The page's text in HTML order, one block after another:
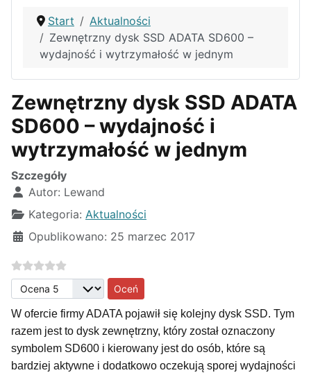
Start
Aktualności
Zewnętrzny dysk SSD ADATA SD600 –
wydajność i wytrzymałość w jednym
Zewnętrzny dysk SSD ADATA
SD600 – wydajność i
wytrzymałość w jednym
Szczegóły
Autor: Lewand
Kategoria: Aktualności
Opublikowano: 25 marzec 2017
Proszę, oceń
W ofercie firmy ADATA pojawił się kolejny dysk SSD. Tym
razem jest to dysk zewnętrzny, który został oznaczony
symbolem SD600 i kierowany jest do osób, które są
bardziej aktywne i dodatkowo oczekują sporej wydajności